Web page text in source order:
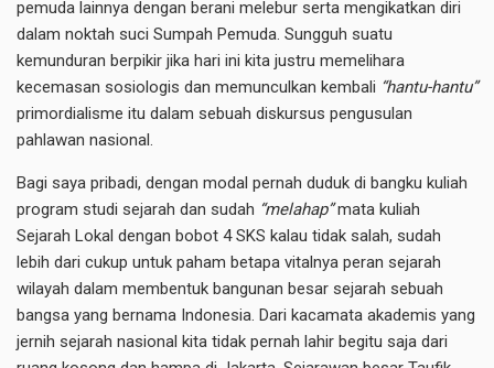
pemuda lainnya dengan berani melebur serta mengikatkan diri
dalam noktah suci Sumpah Pemuda. Sungguh suatu
kemunduran berpikir jika hari ini kita justru memelihara
kecemasan sosiologis dan memunculkan kembali “hantu-hantu”
primordialisme itu dalam sebuah diskursus pengusulan
pahlawan nasional.
Bagi saya pribadi, dengan modal pernah duduk di bangku kuliah
program studi sejarah dan sudah “melahap”mata kuliah
Sejarah Lokal dengan bobot 4 SKS kalau tidak salah, sudah
lebih dari cukup untuk paham betapa vitalnya peran sejarah
wilayah dalam membentuk bangunan besar sejarah sebuah
bangsa yang bernama Indonesia. Dari kacamata akademis yang
jernih sejarah nasional kita tidak pernah lahir begitu saja dari